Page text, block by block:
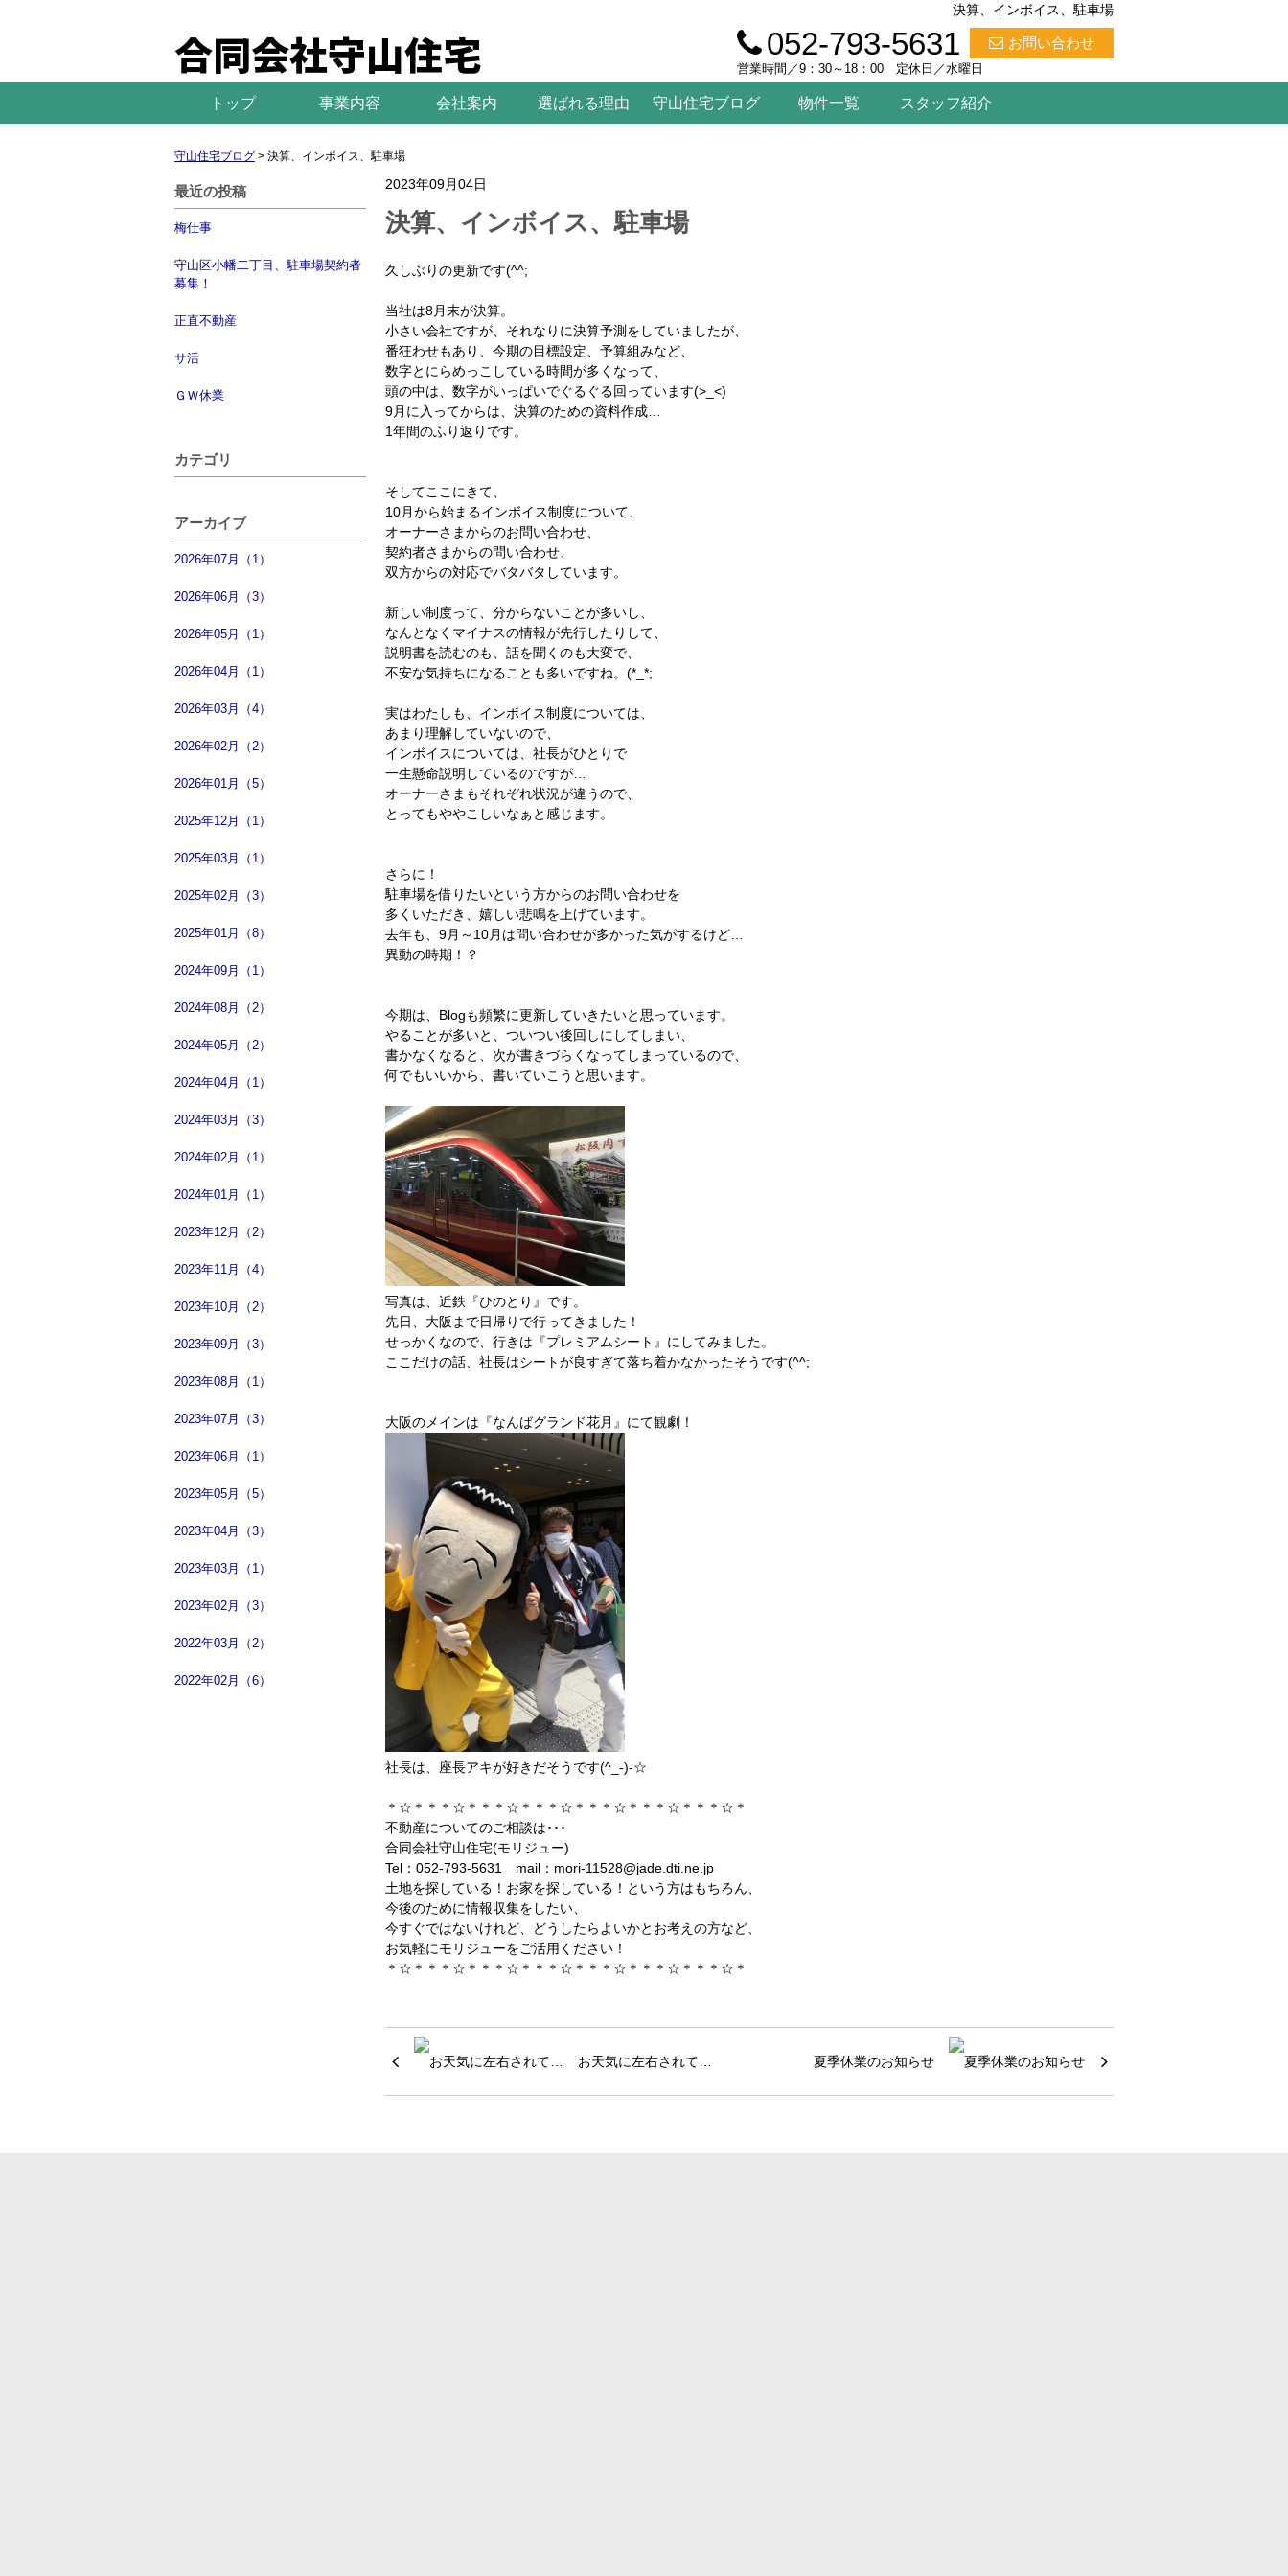
決算、インボイス、駐車場
合同会社守山住宅 お問い合わせ
052-793-5631
営業時間／9：30～18：00 定休日／水曜日
トップ 事業内容 会社案内 選ばれる理由 守山住宅ブログ 物件一覧 スタッフ紹介
守山住宅ブログ > 決算、インボイス、駐車場
最近の投稿
梅仕事
守山区小幡二丁目、駐車場契約者
募集！
正直不動産
サ活
ＧＷ休業
カテゴリ
アーカイブ
2026年07月（1）
2026年06月（3）
2026年05月（1）
2026年04月（1）
2026年03月（4）
2026年02月（2）
2026年01月（5）
2025年12月（1）
2025年03月（1）
2025年02月（3）
2025年01月（8）
2024年09月（1）
2024年08月（2）
2024年05月（2）
2024年04月（1）
2024年03月（3）
2024年02月（1）
2024年01月（1）
2023年12月（2）
2023年11月（4）
2023年10月（2）
2023年09月（3）
2023年08月（1）
2023年07月（3）
2023年06月（1）
2023年05月（5）
2023年04月（3）
2023年03月（1）
2023年02月（3）
2022年03月（2）
2022年02月（6）
2023年09月04日
決算、インボイス、駐車場
久しぶりの更新です(^^;
当社は8月末が決算。
小さい会社ですが、それなりに決算予測をしていましたが、
番狂わせもあり、今期の目標設定、予算組みなど、
数字とにらめっこしている時間が多くなって、
頭の中は、数字がいっぱいでぐるぐる回っています(>_<)
9月に入ってからは、決算のための資料作成…
1年間のふり返りです。
そしてここにきて、
10月から始まるインボイス制度について、
オーナーさまからのお問い合わせ、
契約者さまからの問い合わせ、
双方からの対応でバタバタしています。
新しい制度って、分からないことが多いし、
なんとなくマイナスの情報が先行したりして、
説明書を読むのも、話を聞くのも大変で、
不安な気持ちになることも多いですね。(*_*;
実はわたしも、インボイス制度については、
あまり理解していないので、
インボイスについては、社長がひとりで
一生懸命説明しているのですが…
オーナーさまもそれぞれ状況が違うので、
とってもややこしいなぁと感じます。
さらに！
駐車場を借りたいという方からのお問い合わせを
多くいただき、嬉しい悲鳴を上げています。
去年も、9月～10月は問い合わせが多かった気がするけど…
異動の時期！？
今期は、Blogも頻繁に更新していきたいと思っています。
やることが多いと、ついつい後回しにしてしまい、
書かなくなると、次が書きづらくなってしまっているので、
何でもいいから、書いていこうと思います。
写真は、近鉄『ひのとり』です。
先日、大阪まで日帰りで行ってきました！
せっかくなので、行きは『プレミアムシート』にしてみました。
ここだけの話、社長はシートが良すぎて落ち着かなかったそうです(^^;
大阪のメインは『なんばグランド花月』にて観劇！
社長は、座長アキが好きだそうです(^_-)-☆
＊☆＊＊＊☆＊＊＊☆＊＊＊☆＊＊＊☆＊＊＊☆＊＊＊☆＊
不動産についてのご相談は･･･
合同会社守山住宅(モリジュー)
Tel：052-793-5631 mail：mori-11528@jade.dti.ne.jp
土地を探している！お家を探している！という方はもちろん、
今後のために情報収集をしたい、
今すぐではないけれど、どうしたらよいかとお考えの方など、
お気軽にモリジューをご活用ください！
＊☆＊＊＊☆＊＊＊☆＊＊＊☆＊＊＊☆＊＊＊☆＊＊＊☆＊
お天気に左右されて… 夏季休業のお知らせ